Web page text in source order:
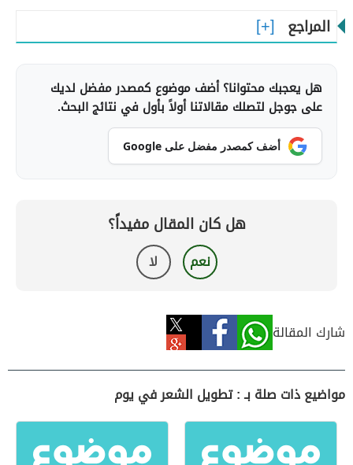
المراجع
هل يعجبك محتوانا؟ أضف موضوع كمصدر مفضل لديك
على جوجل لتصلك مقالاتنا أولاً بأول في نتائج البحث.
أضف كمصدر مفضل على Google
هل كان المقال مفيداً؟
نعم لا
شارك المقالة
مواضيع ذات صلة بـ : تطويل الشعر في يوم